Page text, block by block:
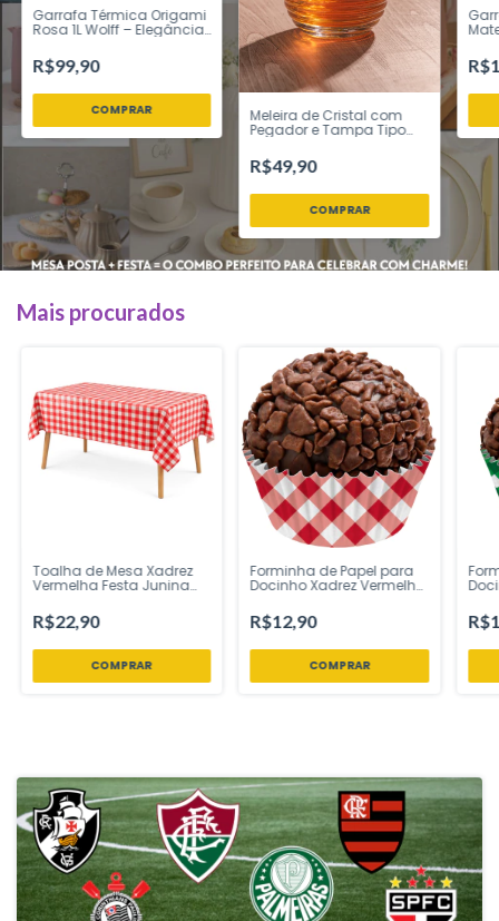
Garrafa Térmica Origami
Rosa 1L Wolff – Elegância
da Manhã
R$99,90
Meleira de Cristal com
Pegador e Tampa Tipo
R$49,90
Mais procurados
Toalha de Mesa Xadrez
Vermelha Festa Junina
Unidade – Ponto das
Festas
R$22,90
Forminha de Papel para
Docinho Xadrez Vermelha
Unidades Regina –
Inspire Sua Festa Loja
R$12,90